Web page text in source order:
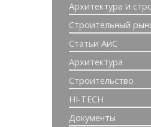
Архитектура и
Строительный
Статьи АиС
Архитектура
Строительство
HI-TECH
Документы